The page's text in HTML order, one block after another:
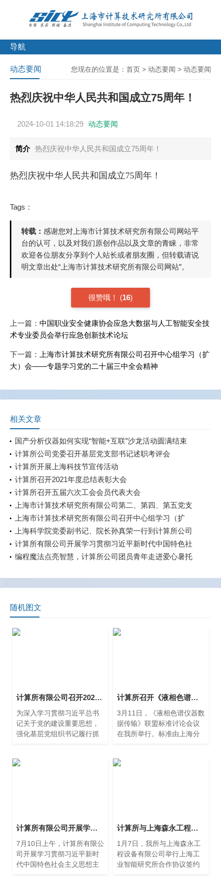
导航
您现在的位置是： 首页 > 动态要闻 > 动态要闻
动态要闻
热烈庆祝中华人民共和国成立75周年！
2024-10-01 14:18:29 动态要闻
简介 热烈庆祝中华人民共和国成立75周年！
热烈庆祝中华人民共和国成立75周年！
Tags：
转载： 感谢您对上海市计算技术研究所有限公司网站平
台的认可，以及对我们原创作品以及文章的青睐，非常
欢迎各位朋友分享到个人站长或者朋友圈，但转载请说
明文章出处“上海市计算技术研究所有限公司网站”。
很赞哦！ (16)
上一篇： 中国职业安全健康协会应急大数据与人工智能安全技
术专业委员会举行应急创新技术论坛
下一篇：
上海市计算技术研究所有限公司召开中心组学习（扩
大）会——专题学习党的二十届三中全会精神
相关文章
国产分析仪器如何实现“智能+互联”沙龙活动圆满结束
计算所公司党委召开基层党支部书记述职考评会
计算所开展上海科技节宣传活动
计算所召开2021年度总结表彰大会
计算所召开五届六次工会会员代表大会
上海市计算技术研究所有限公司第二、第四、第五党支
部联合开展“七一”主题党日活动
上海市计算技术研究所有限公司召开中心组学习（扩
大）会——专题学习数据流通与数据合规 数据产权与公
共数据授权运营
上海科学院党委副书记、院长孙真荣一行到计算所公司
调研
计算所有限公司开展学习贯彻习近平新时代中国特色社
会主义思想主题教育中心组学习会暨第八期读书班活动
编程魔法点亮智慧，计算所公司团员青年走进爱心暑托
随机图文
计算所有限公司召开2024年度基层党支部书记述职评议会
为深入学习贯彻习近平总书
记关于党的建设重要思想，
强化基层党组织书记履行抓
有限公司召开2024年度基层
计算所召开《液相色谱仪器数据传输》标准讨论会议
3月11日，《液相色谱仪器数
据传输》联盟标准讨论会议
在我所举行。标准由上海分
有限公司、上海上科信息通
计算所有限公司开展学习贯彻习近平新时代中国特色社会主义思想主题教育中心组学习会暨第八期读书班活动
7月10日上午，计算所有限公
司开展学习贯彻习近平新时
代中国特色社会主义思想主
计算所与上海森永工程设备有限公司共建“上海工业智能研究所”举行合作签约仪式
1月7日，我所与上海森永工
程设备有限公司举行上海工
业智能研究所合作协议签约